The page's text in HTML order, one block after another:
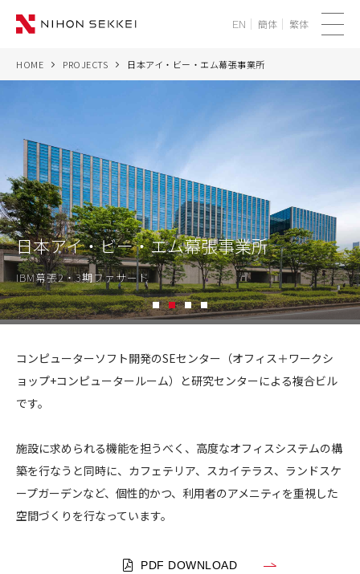
ュ
PROJECTS
THINK
NEWS
CORPORATE
RECRUIT
CONTACT
コンプライアンスポリシー
EN 簡体 繁体
HOME PROJECTS 日本アイ・ビー・エム幕張事業所
日本アイ・ビー・エム幕張事業所
IBM幕張2・3期ファサード
1 2 3 4
コンピューターソフト開発のSEセンター（オフィス＋ワークシ
ョップ+コンピュータールーム）と研究センターによる複合ビル
です。
施設に求められる機能を担うべく、高度なオフィスシステムの構
築を行なうと同時に、カフェテリア、スカイテラス、ランドスケ
ープガーデンなど、個性的かつ、利用者のアメニティを重視した
空間づくりを行なっています。
PDF DOWNLOAD